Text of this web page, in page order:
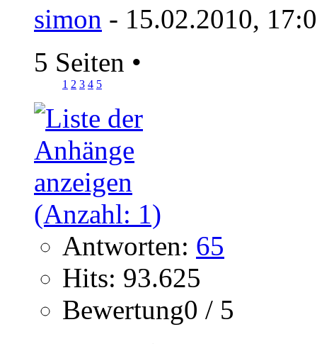
simon - 15.02.2010,
5 Seiten •
1 2 3 4 5
Antworten: 65
Hits: 93.625
Bewertung0 / 5